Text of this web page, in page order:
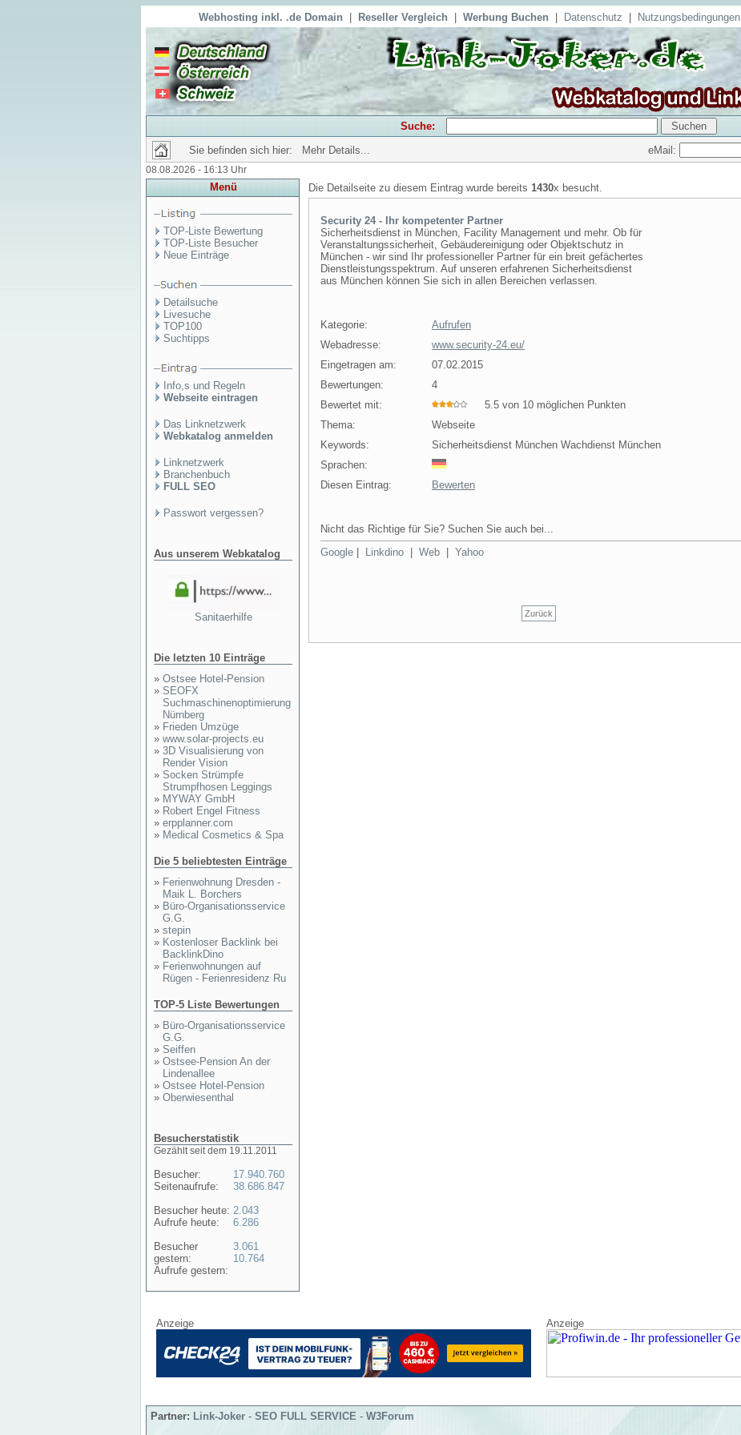
Webhosting inkl. .de Domain Reseller Vergleich Werbung Buchen Datenschutz Nutzungsbedingungen
Suche:
Sie befinden sich hier: Mehr Details...
eMail:
08.08.2026 - 16:13 Uhr
Menü
TOP-Liste Bewertung
TOP-Liste Besucher
Neue Einträge
Detailsuche
Livesuche
TOP100
Suchtipps
Info,s und Regeln
Webseite eintragen
Das Linknetzwerk
Webkatalog anmelden
Linknetzwerk
Branchenbuch
FULL SEO
Passwort vergessen?
Aus unserem Webkatalog
Sanitaerhilfe
Die letzten 10 Einträge
» Ostsee Hotel-Pension
» SEOFX
Suchmaschinenoptimierung
Nürnberg
» Frieden Umzüge
» www.solar-projects.eu
» 3D Visualisierung von
Render Vision
» Socken Strümpfe
Strumpfhosen Leggings
» MYWAY GmbH
» Robert Engel Fitness
» erpplanner.com
» Medical Cosmetics & Spa
Die 5 beliebtesten Einträge
» Ferienwohnung Dresden -
Maik L. Borchers
» Büro-Organisationsservice
G.G.
» stepin
» Kostenloser Backlink bei
BacklinkDino
» Ferienwohnungen auf
Rügen - Ferienresidenz Ru
TOP-5 Liste Bewertungen
» Büro-Organisationsservice
G.G.
» Seiffen
» Ostsee-Pension An der
Lindenallee
» Ostsee Hotel-Pension
» Oberwiesenthal
Besucherstatistik
Gezählt seit dem 19.11.2011
Besucher:
Seitenaufrufe:
Besucher heute:
Aufrufe heute:
Besucher
gestern:
Aufrufe gestern:
17.940.760
38.686.847
2.043
6.286
3.061
10.764
Die Detailseite zu diesem Eintrag wurde bereits 1430x besucht.
Security 24 - Ihr kompetenter Partner
Sicherheitsdienst in München, Facility Management und mehr. Ob für
Veranstaltungssicherheit, Gebäudereinigung oder Objektschutz in
München - wir sind Ihr professioneller Partner für ein breit gefächertes
Dienstleistungsspektrum. Auf unseren erfahrenen Sicherheitsdienst
aus München können Sie sich in allen Bereichen verlassen.
Kategorie:
Aufrufen
Webadresse:
www.security-24.eu/
Eingetragen am:
07.02.2015
Bewertungen:
4
Bewertet mit:
5.5 von 10 möglichen Punkten
Thema:
Webseite
Keywords:
Sicherheitsdienst München Wachdienst München
Sprachen:
Diesen Eintrag:
Bewerten
Nicht das Richtige für Sie? Suchen Sie auch bei...
Google
Linkdino Web Yahoo
Zurück
Anzeige Anzeige
Partner: Link-Joker - SEO FULL SERVICE - W3Forum